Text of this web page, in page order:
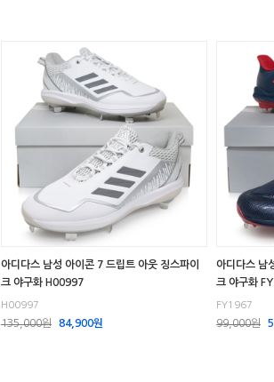
아디다스 남성 아이콘 7 드립트 아웃 징스파이
크 야구화 H00997
H00997
135,000원 84,900원
아디다스 남
크 야구화
FY1967
99,000원